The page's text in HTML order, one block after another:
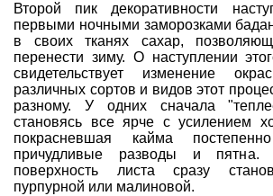
Второй пик декоративности
первыми ночными заморозками
в своих тканях сахар,
перенести зиму. О наступлении
свидетельствует изменение
различных сортов и видов этот
разному. У одних сначала
становясь все ярче с усилением
покрасневшая кайма
причудливые разводы и пятна.
поверхность листа сразу
пурпурной или малиновой.